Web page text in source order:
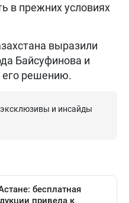
в прежних условиях
выразили
Байсуфинова и
его решению.
и инсайды